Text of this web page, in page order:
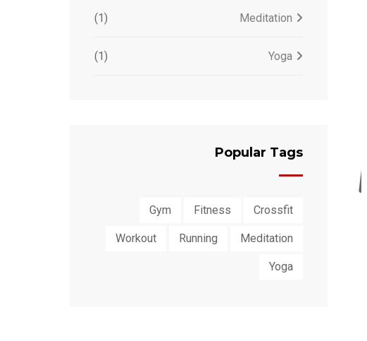
Meditation
(1)
Yoga
(1)
Popular Tags
Crossfit
Fitness
Gym
Meditation
Running
Workout
Yoga